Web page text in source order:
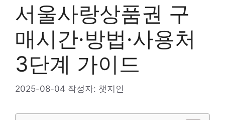
서울사랑상품권 구
매시간·방법·사용처
3단계 가이드
2025-08-04 작성자: 챗지인